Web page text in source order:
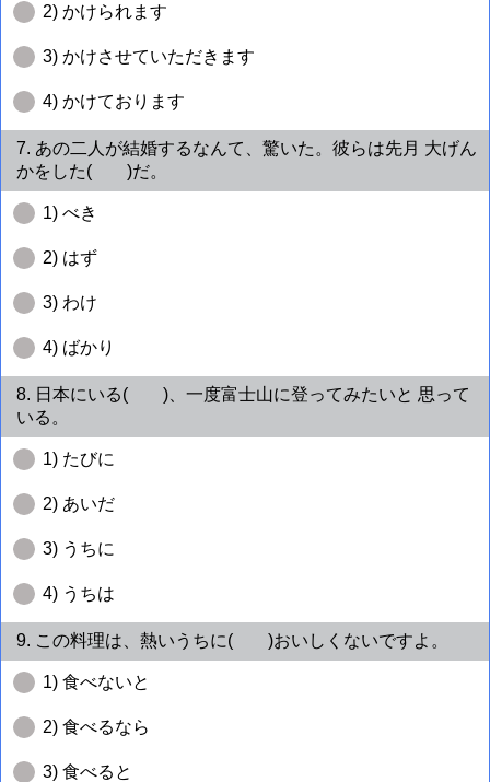
2) かけられます
3) かけさせていただきます
4) かけております
7. あの二人が結婚するなんて、驚いた。彼らは先月 大げん
かをした( )だ。
1) べき
2) はず
3) わけ
4) ばかり
8. 日本にいる( )、一度富士山に登ってみたいと 思って
いる。
1) たびに
2) あいだ
3) うちに
4) うちは
9. この料理は、熱いうちに( )おいしくないですよ。
1) 食べないと
2) 食べるなら
3) 食べると